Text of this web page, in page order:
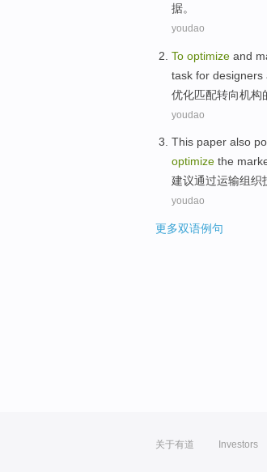
据。
youdao
To optimize and
task for designers
优化匹配转向机构
youdao
This paper also
optimize the
建议通过运输组织
youdao
更多双语例句
关于有道 Investors